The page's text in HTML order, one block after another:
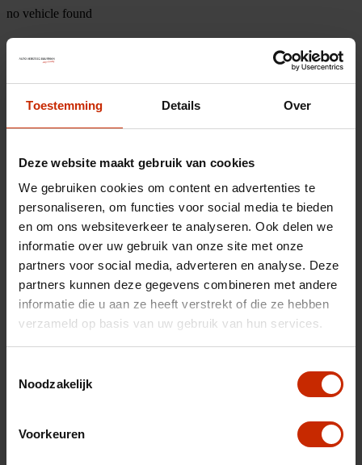
Toestemming Details Over
Deze website maakt gebruik van cookies
We gebruiken cookies om content en advertenties te
personaliseren, om functies voor social media te bieden
en om ons websiteverkeer te analyseren. Ook delen we
informatie over uw gebruik van onze site met onze
partners voor social media, adverteren en analyse. Deze
partners kunnen deze gegevens combineren met andere
informatie die u aan ze heeft verstrekt of die ze hebben
verzameld op basis van uw gebruik van hun services.
Noodzakelijk
Voorkeuren
no vehicle found